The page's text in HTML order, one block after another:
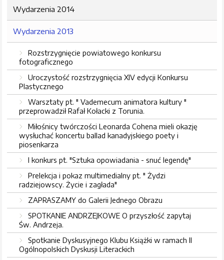
Wydarzenia 2014
Wydarzenia 2013
Rozstrzygnięcie powiatowego konkursu
fotograficznego
Uroczystość rozstrzygnięcia XIV edycji Konkursu
Plastycznego
Warsztaty pt. " Vademecum animatora kultury "
przeprowadził Rafał Kołacki z Torunia.
Miłośnicy twórczości Leonarda Cohena mieli okazję
wysłuchać koncertu ballad kanadyjskiego poety i
piosenkarza
I konkurs pt. "Sztuka opowiadania - snuć legendę"
Prelekcja i pokaz multimedialny pt. " Żydzi
radziejowscy. Życie i zagłada"
ZAPRASZAMY do Galerii Jednego Obrazu
SPOTKANIE ANDRZEJKOWE O przyszłość zapytaj
Św. Andrzeja.
Spotkanie Dyskusyjnego Klubu Książki w ramach II
Ogólnopolskich Dyskusji Literackich